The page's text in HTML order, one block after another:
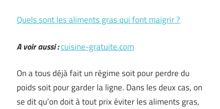
Quels sont les aliments gras qui font maigrir ?
A voir aussi :cuisine-gratuite.com
On a tous déjà fait un régime soit pour perdre du
poids soit pour garder la ligne. Dans les deux cas, on
se dit qu’on doit à tout prix éviter les aliments gras,